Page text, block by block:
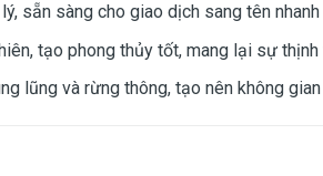
sẵn sàng cho giao dịch sang tên nhanh
tạo phong thủy tốt, mang lại sự thịnh
lũng và rừng thông, tạo nên không